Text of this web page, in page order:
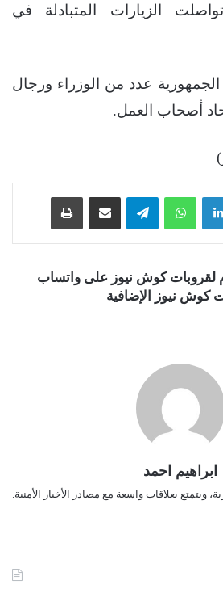
الزيارات المتبادلة في
عدد من الوزراء ورجال
أصحاب العمل.
لينكدإن واتساب تيلقرام
لقروبات كوش نيوز على واتساب
كوش نيوز الإضافية
ابراهيم احمد
ويتمتع بعلاقات واسعة مع مصادر الأخبار الأمنية.